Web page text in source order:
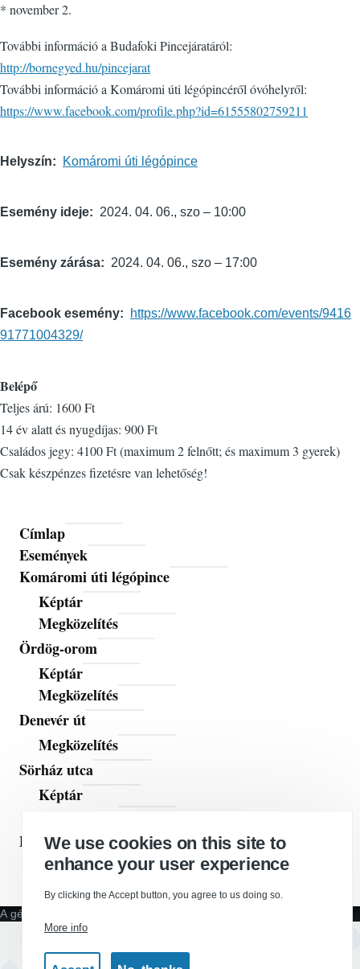
* november 2.
További információ a Budafoki Pincejáratáról:
http://bornegyed.hu/pincejarat
További információ a Komáromi úti légópincéről óvóhelyről:
https://www.facebook.com/profile.php?id=61555802759211
Helyszín Komáromi úti légópince
Esemény ideje 2024. 04. 06., szo – 10:00
Esemény zárása 2024. 04. 06., szo – 17:00
Facebook esemény
https://www.facebook.com/events/9416
91771004329/
Belépő
Teljes árú: 1600 Ft
14 év alatt és nyugdíjas: 900 Ft
Családos jegy: 4100 Ft (maximum 2 felnőtt; és maximum 3 gyerek)
Csak készpénzes fizetésre van lehetőség!
navigáció
Címlap
Események
Komáromi úti légópince
Képtár
Megközelítés
Ördög-orom
Képtár
Megközelítés
Denevér út
Megközelítés
Sörház utca
Képtár
Elérhetőségek
RSS hírcsatorna
A gépházban:
We use cookies on this site to
enhance your user experience
By clicking the Accept button, you agree to us doing so.
More info